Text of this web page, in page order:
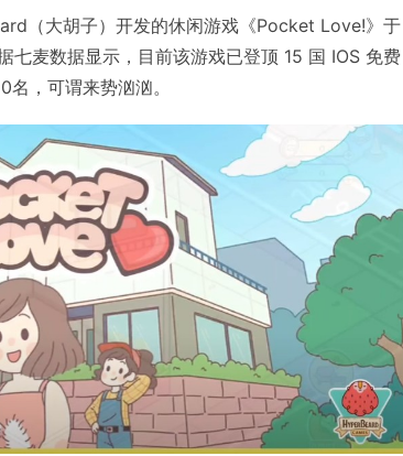
（大胡子）开发的休闲游戏《Pocket Love!》于
七麦数据显示，目前该游戏已登顶 15 国 IOS 免费
，可谓来势汹汹。